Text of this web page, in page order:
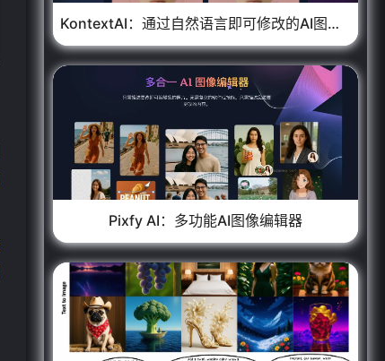
KontextAI：通过自然语言即可修改的AI图像编辑工具
Pixfy AI：多功能AI图像编辑器